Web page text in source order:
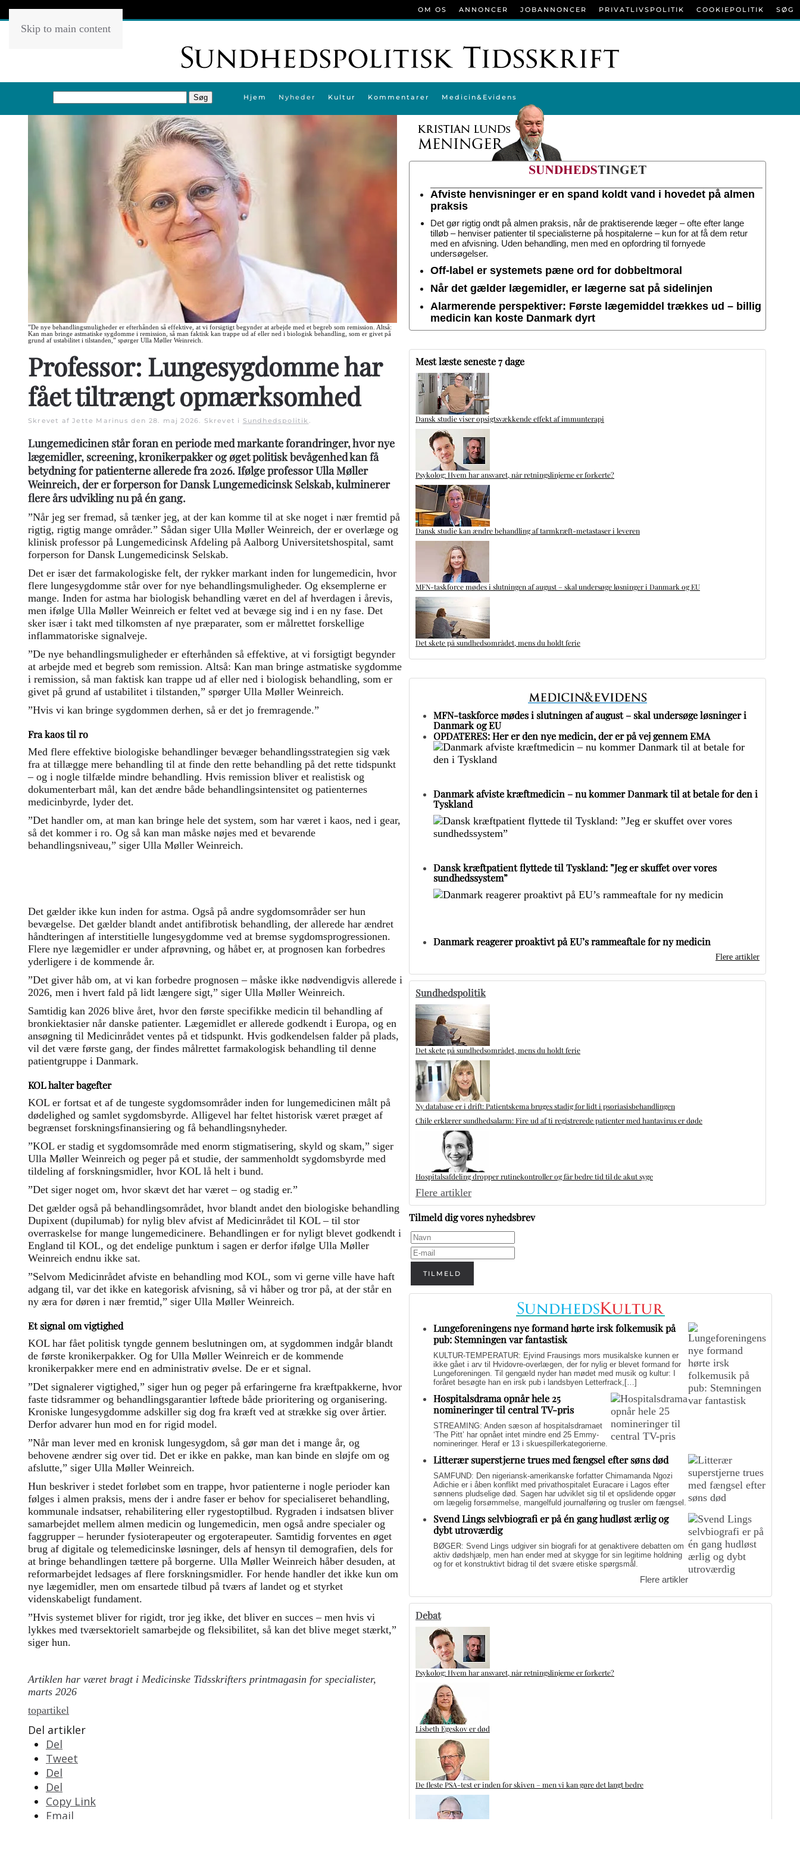
Skip to main content
Hjem Nyheder Kultur Kommentarer Medicin&Evidens
OM OS ANNONCER JOBANNONCER PRIVATLIVSPOLITIK COOKIEPOLITIK SØG
”De nye behandlingsmuligheder er efterhånden så effektive, at vi forsigtigt begynder at arbejde med et begreb som remission. Altså:
Kan man bringe astmatiske sygdomme i remission, så man faktisk kan trappe ud af eller ned i biologisk behandling, som er givet på
grund af ustabilitet i tilstanden,” spørger Ulla Møller Weinreich.
Professor: Lungesygdomme har
fået tiltrængt opmærksomhed
Skrevet af Jette Marinus den 28. maj 2026. Skrevet i Sundhedspolitik.
Lungemedicinen står foran en periode med markante forandringer, hvor nye
lægemidler, screening, kronikerpakker og øget politisk bevågenhed kan få
betydning for patienterne allerede fra 2026. Ifølge professor Ulla Møller
Weinreich, der er forperson for Dansk Lungemedicinsk Selskab, kulminerer
flere års udvikling nu på én gang.
”Når jeg ser fremad, så tænker jeg, at der kan komme til at ske noget i nær fremtid på
rigtig, rigtig mange områder.” Sådan siger Ulla Møller Weinreich, der er overlæge og
klinisk professor på Lungemedicinsk Afdeling på Aalborg Universitetshospital, samt
forperson for Dansk Lungemedicinsk Selskab.
Det er især det farmakologiske felt, der ryk­ker markant inden for lungemedicin, hvor
flere lungesygdomme står over for nye behandlingsmuligheder. Og eksemplerne er
mange. Inden for astma har biologisk behandling været en del af hverdagen i årevis,
men ifølge Ulla Møller Weinreich er feltet ved at bevæge sig ind i en ny fase. Det
sker især i takt med tilkomsten af nye præparater, som er målrettet forskellige
inflammatoriske signalveje.
”De nye behandlingsmuligheder er efterhånden så effektive, at vi forsigtigt begynder
at arbejde med et begreb som remission. Altså: Kan man bringe astmatiske sygdomme
i remission, så man faktisk kan trappe ud af eller ned i biologisk behandling, som er
givet på grund af ustabilitet i tilstanden,” spørger Ulla Møller Weinreich.
”Hvis vi kan bringe sygdommen derhen, så er det jo fremragende.”
Fra kaos til ro
Med flere effektive biologiske behandlinger bevæger behandlingsstrategien sig væk
fra at tillægge mere behandling til at finde den rette behandling på det rette tidspunkt
– og i nogle tilfælde mindre behandling. Hvis remission bliver et realistisk og
dokumenterbart mål, kan det ændre både behandlingsintensitet og patienternes
medicinbyrde, lyder det.
”Det handler om, at man kan bringe hele det system, som har været i kaos, ned i gear,
så det kommer i ro. Og så kan man måske nøjes med et bevarende
behandlingsniveau,” siger Ulla Møller Weinreich.
Det gælder ikke kun inden for astma. Også på andre sygdomsområder ser hun
bevægelse. Det gælder blandt andet antifibrotisk behandling, der allerede har ændret
håndteringen af interstitielle lungesygdomme ved at bremse sygdomsprogressionen.
Flere nye lægemidler er under afprøvning, og håbet er, at prognosen kan forbedres
yderligere i de kommende år.
”Det giver håb om, at vi kan forbedre prognosen – måske ikke nødvendigvis allerede i
2026, men i hvert fald på lidt længere sigt,” siger Ulla Møller Weinreich.
Samtidig kan 2026 blive året, hvor den første specifikke medicin til behandling af
bronkiektasier når danske patienter. Lægemidlet er allerede godkendt i Europa, og en
ansøgning til Medicinrådet ventes på et tidspunkt. Hvis godkendelsen falder på plads,
vil det være første gang, der findes målrettet farmakologisk behandling til denne
patientgruppe i Danmark.
KOL halter bagefter
KOL er fortsat et af de tungeste sygdomsområder inden for lungemedicinen målt på
dødelighed og samlet sygdomsbyrde. Alligevel har feltet historisk været præget af
begrænset forskningsfinansiering og få behandlingsnyheder.
”KOL er stadig et sygdomsområde med enorm stigmatisering, skyld og skam,” siger
Ulla Møller Weinreich og peger på et studie, der sammenholdt sygdomsbyrde med
tildeling af forskningsmidler, hvor KOL lå helt i bund.
”Det siger noget om, hvor skævt det har været – og stadig er.”
Det gælder også på behandlingsområdet, hvor blandt andet den biologiske behandling
Dupixent (dupilumab) for nylig blev afvist af Medicinrådet til KOL – til stor
overraskelse for mange lungemedicinere. Behandlingen er for nyligt blevet godkendt i
England til KOL, og det endelige punktum i sagen er derfor ifølge Ulla Møller
Weinreich endnu ikke sat.
”Selvom Medicinrådet afviste en behandling mod KOL, som vi gerne ville have haft
adgang til, var det ikke en kategorisk afvisning, så vi håber og tror på, at der står en
ny æra for døren i nær fremtid,” siger Ulla Møller Weinreich.
Et signal om vigtighed
KOL har fået politisk tyngde gennem beslutningen om, at sygdommen indgår blandt
de første kronikerpakker. Og for Ulla Møller Weinreich er de kommende
kronikerpakker mere end en administrativ øvelse. De er et signal.
”Det signalerer vigtighed,” siger hun og peger på erfaringerne fra kræftpakkerne, hvor
faste tidsrammer og behandlingsgarantier løftede både prioritering og organisering.
Kroniske lungesygdomme adskiller sig dog fra kræft ved at strække sig over årtier.
Derfor advarer hun mod en for rigid model.
”Når man lever med en kronisk lungesygdom, så gør man det i mange år, og
behovene ændrer sig over tid. Det er ikke en pakke, man kan binde en sløjfe om og
afslutte,” siger Ulla Møller Weinreich.
Hun beskriver i stedet forløbet som en trappe, hvor patienterne i nogle perioder kan
følges i almen praksis, mens der i andre faser er behov for specialiseret behandling,
kommunale indsatser, rehabilitering eller rygestoptilbud. Rygraden i indsatsen bliver
samarbejdet mellem almen medicin og lungemedicin, men også andre specialer og
faggrupper – herunder fysioterapeuter og ergoterapeuter. Samtidig forventes en øget
brug af digitale og telemedicinske løsninger, dels af hensyn til demografien, dels for
at bringe behandlingen tættere på borgerne. Ulla Møller Weinreich håber desuden, at
reformarbejdet ledsages af flere forskningsmidler. For hende handler det ikke kun om
nye lægemidler, men om ensartede tilbud på tværs af landet og et styrket
videnskabeligt fundament.
”Hvis systemet bliver for rigidt, tror jeg ikke, det bliver en succes – men hvis vi
lykkes med tværsektorielt samarbejde og fleksibilitet, så kan det blive meget stærkt,”
siger hun.
Artiklen har været bragt i Medicinske Tidsskrifters printmagasin for specialister,
marts 2026
topartikel
Del artikler
Del
Tweet
Del
Del
Copy Link
Email
Afviste henvisninger er en spand koldt vand i hovedet på almen
praksis
Det gør rigtig ondt på almen praksis, når de praktiserende læger – ofte efter lange
tilløb – henviser patienter til specialisterne på hospitalerne – kun for at få dem retur
med en afvisning. Uden behandling, men med en opfordring til fornyede
undersøgelser.
Off-label er systemets pæne ord for dobbeltmoral
Når det gælder lægemidler, er lægerne sat på sidelinjen
Alarmerende perspektiver: Første lægemiddel trækkes ud – billig
medicin kan koste Danmark dyrt
Mest læste seneste 7 dage
Dansk studie viser opsigtsvækkende effekt af immunterapi
Psykolog: Hvem har ansvaret, når retningslinjerne er forkerte?
Dansk studie kan ændre behandling af tarmkræft-metastaser i leveren
MFN-taskforce mødes i slutningen af august – skal undersøge løsninger i Danmark og EU
Det skete på sundhedsområdet, mens du holdt ferie
MFN-taskforce mødes i slutningen af august – skal undersøge løsninger i
Danmark og EU
OPDATERES: Her er den nye medicin, der er på vej gennem EMA
Danmark afviste kræftmedicin – nu kommer Danmark til at betale for den i
Tyskland
Dansk kræftpatient flyttede til Tyskland: ”Jeg er skuffet over vores
sundhedssystem”
Danmark reagerer proaktivt på EU’s rammeaftale for ny medicin
Flere artikler
Sundhedspolitik
Det skete på sundhedsområdet, mens du holdt ferie
Ny database er i drift: Patientskema bruges stadig for lidt i psoriasisbehandlingen
Chile erklærer sundhedsalarm: Fire ud af ti registrerede patienter med hantavirus er døde
Hospitalsafdeling dropper rutinekontroller og får bedre tid til de akut syge
Flere artikler
Tilmeld dig vores nyhedsbrev
TILMELD
Lungeforeningens nye formand hørte irsk folkemusik på
pub: Stemningen var fantastisk
KULTUR-TEMPERATUR: Ejvind Frausings mors musikalske kunnen er
ikke gået i arv til Hvidovre-overlægen, der for nylig er blevet formand for
Lungeforeningen. Til gengæld nyder han mødet med musik og kultur: I
foråret besøgte han en irsk pub i landsbyen Letterfrack,[…]
Hospitalsdrama opnår hele 25
nomineringer til central TV-pris
STREAMING: Anden sæson af hospitalsdramaet
‘The Pitt’ har opnået intet mindre end 25 Emmy-
nomineringer. Heraf er 13 i skuespillerkategorierne.
Litterær superstjerne trues med fængsel efter søns død
SAMFUND: Den nigeriansk-amerikanske forfatter Chimamanda Ngozi
Adichie er i åben konflikt med privathospitalet Euracare i Lagos efter
sønnens pludselige død. Sagen har udviklet sig til et opslidende opgør
om lægelig forsømmelse, mangelfuld journalføring og trusler om fængsel.
Svend Lings selvbiografi er på én gang hudløst ærlig og
dybt utroværdig
BØGER: Svend Lings udgiver sin biografi for at genaktivere debatten om
aktiv dødshjælp, men han ender med at skygge for sin legitime holdning
og for et konstruktivt bidrag til det svære etiske spørgsmål.
Flere artikler
Debat
Psykolog: Hvem har ansvaret, når retningslinjerne er forkerte?
Lisbeth Egeskov er død
De fleste PSA-test er inden for skiven – men vi kan gøre det langt bedre